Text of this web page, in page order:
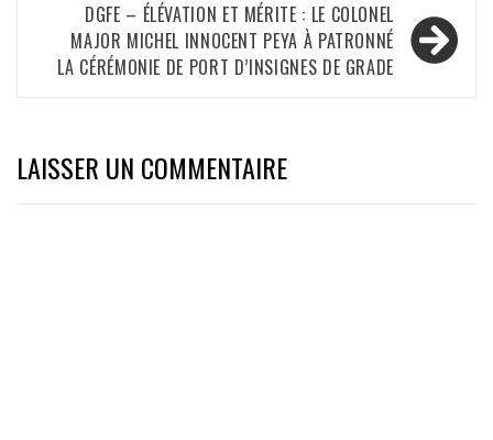
DGFE – ÉLÉVATION ET MÉRITE : LE COLONEL
MAJOR MICHEL INNOCENT PEYA À PATRONNÉ
LA CÉRÉMONIE DE PORT D’INSIGNES DE GRADE
LAISSER UN COMMENTAIRE